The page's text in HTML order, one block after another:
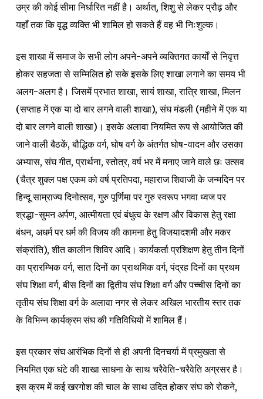
उम्र की कोई सीमा निर्धारित नहीं है। अर्थात्, शिशु से लेकर प्रौढ़ और
यहाँ तक कि वृद्ध व्यक्ति भी शामिल हो सकते हैं वह भी निःशुल्क।
इस शाखा में समाज के सभी लोग अपने-अपने व्यक्तिगत कार्यों से निवृत्त
होकर सहजता से सम्मिलित हो सके इसके लिए शाखा लगाने का समय भी
अलग-अलग है। जिसमें प्रभात शाखा, सायं शाखा, रात्रि शाखा, मिलन
(सप्ताह में एक या दो बार लगने वाली शाखा), संघ मंडली (महीने में एक या
दो बार लगने वाली शाखा)। इसके अलावा नियमित रूप से आयोजित की
जाने वाली बैठकें, बौद्धिक वर्ग, घोष वर्ग के अंतर्गत घोष-वादन और उसका
अभ्यास, संघ गीत, प्रार्थना, स्तोत्र, वर्ष भर में मनाए जाने वाले छः उत्सव
(चैत्र शुक्ल पक्ष एकम को वर्ष प्रतिपदा, महाराज शिवाजी के जन्मदिन पर
हिन्दू साम्राज्य दिनोत्सव, गुरु पूर्णिमा पर गुरु स्वरूप भगवा ध्वज पर
श्रद्धा-सुमन अर्पण, आत्मीयता एवं बंधुत्व के रक्षण और विकास हेतु रक्षा
बंधन, अधर्म पर धर्म की विजय की कामना हेतु विजयादशमी और मकर
संक्रांति), शीत कालीन शिविर आदि। कार्यकर्ता प्रशिक्षण हेतु तीन दिनों
का प्रारम्भिक वर्ग, सात दिनों का प्राथमिक वर्ग, पंद्रह दिनों का प्रथम
संघ शिक्षा वर्ग, बीस दिनों का द्वितीय संघ शिक्षा वर्ग और पच्चीस दिनों का
तृतीय संघ शिक्षा वर्ग के अलावा नगर से लेकर अखिल भारतीय स्तर तक
के विभिन्न कार्यक्रम संघ की गतिविधियों में शामिल हैं।
इस प्रकार संघ आरंभिक दिनों से ही अपनी दिनचर्या में प्रमुखता से
नियमित एक घंटे की शाखा साधना के साथ चरैवेति-चरैवेति अग्रसर है।
इस क्रम में कई खरगोश की चाल के साथ उदित होकर संघ को रोकने,